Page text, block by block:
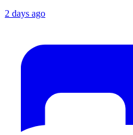
2 days ago